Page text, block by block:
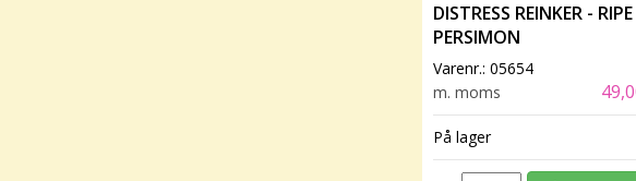
DISTRESS REINKER - RIPE
PERSIMON
Varenr.: 05654
m. moms
På lager